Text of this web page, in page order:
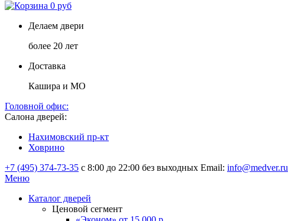
0 руб
Делаем двери
более 20 лет
Доставка
Кашира и МО
Головной офис:
Салона дверей:
Нахимовский пр-кт
Ховрино
+7 (495) 374-73-35 с 8:00 до 22:00 без выходных Email: info@medver.ru
Меню
Каталог дверей
Ценовой сегмент